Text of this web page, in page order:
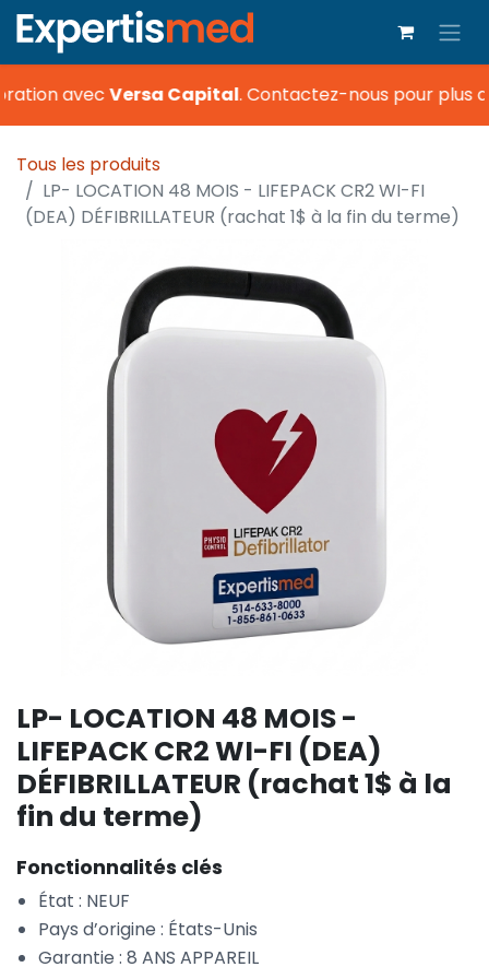
avecVersa Capital.Contactez-nous pour plus
Tous les produits
LP- LOCATION 48 MOIS - LIFEPACK CR2 WI-FI
(DEA) DÉFIBRILLATEUR (rachat 1$ à la fin du terme)
LP- LOCATION 48 MOIS -
LIFEPACK CR2 WI-FI (DEA)
DÉFIBRILLATEUR (rachat 1$ à la
fin du terme)
Fonctionnalités clés
État : NEUF
Pays d’origine : États-Unis
Garantie : 8 ANS APPAREIL